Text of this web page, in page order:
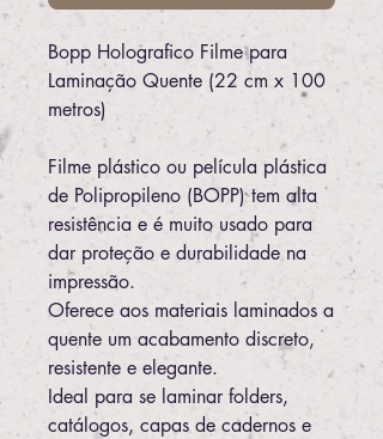
Bopp Holografico Filme para
Laminação Quente (22 cm x 100
metros)
Filme plástico ou película plástica
de Polipropileno (BOPP) tem alta
resistência e é muito usado para
dar proteção e durabilidade na
impressão.
Oferece aos materiais laminados a
quente um acabamento discreto,
resistente e elegante.
Ideal para se laminar folders,
catálogos, capas de cadernos e